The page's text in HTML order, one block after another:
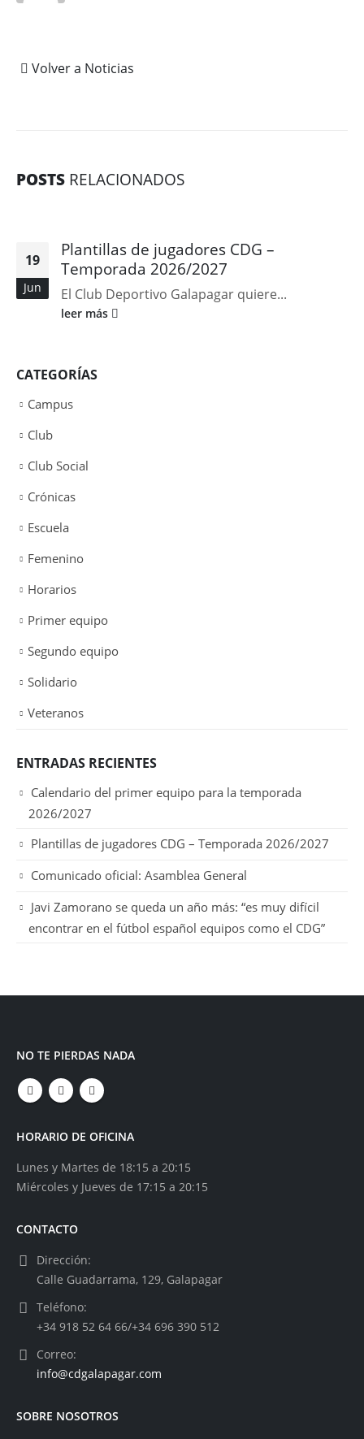
Volver a Noticias
POSTS RELACIONADOS
19
Jun
Plantillas de jugadores CDG –
Temporada 2026/2027
El Club Deportivo Galapagar quiere...
leer más
CATEGORÍAS
Campus
Club
Club Social
Crónicas
Escuela
Femenino
Horarios
Primer equipo
Segundo equipo
Solidario
Veteranos
ENTRADAS RECIENTES
Calendario del primer equipo para la temporada
2026/2027
Plantillas de jugadores CDG – Temporada 2026/2027
Comunicado oficial: Asamblea General
Javi Zamorano se queda un año más: “es muy difícil
encontrar en el fútbol español equipos como el CDG”
NO TE PIERDAS NADA
HORARIO DE OFICINA
Lunes y Martes de 18:15 a 20:15
Miércoles y Jueves de 17:15 a 20:15
CONTACTO
Dirección:
Calle Guadarrama, 129, Galapagar
Teléfono:
+34 918 52 64 66/+34 696 390 512
Correo:
info@cdgalapagar.com
SOBRE NOSOTROS